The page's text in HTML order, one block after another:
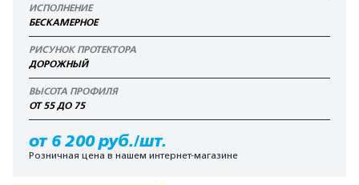
ИСПОЛНЕНИЕ
БЕСКАМЕРНОЕ
РИСУНОК ПРОТЕКТОРА
ДОРОЖНЫЙ
ВЫСОТА ПРОФИЛЯ
ОТ 55 ДО 75
от 6 200 руб./шт.
Розничная цена в нашем интернет-магазине